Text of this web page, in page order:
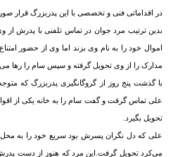
در اقداماتی فنی و تخصصی با این پدربزرگ قرار
بدین ترتیب مرد جوان در تماس تلفنی با پدرش از
اموال خود را به نام وی بزند اما وی از حضور
مدارک را از وی تحویل گرفته و سپس سام را رها
با گذشت پنج روز از گروگانگیری پدربزرگ که
علی تماس گرفت و گفت سام را به خانه یکی از
تحویل بگیرد.
علی که دل نگران پسرش بود سریع خود را به محل
می‌کرد تحویل گرفت.این مرد که هنوز از دست